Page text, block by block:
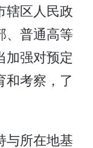
辖区人民政
、普通高等
加强对预定
和考察，了
与所在地基